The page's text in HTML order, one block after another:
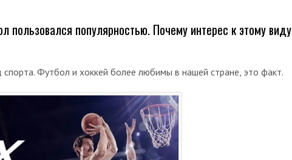
пользовался популярностью. Почему интерес к этому виду
Футбол и хоккей более любимы в нашей стране, это факт.